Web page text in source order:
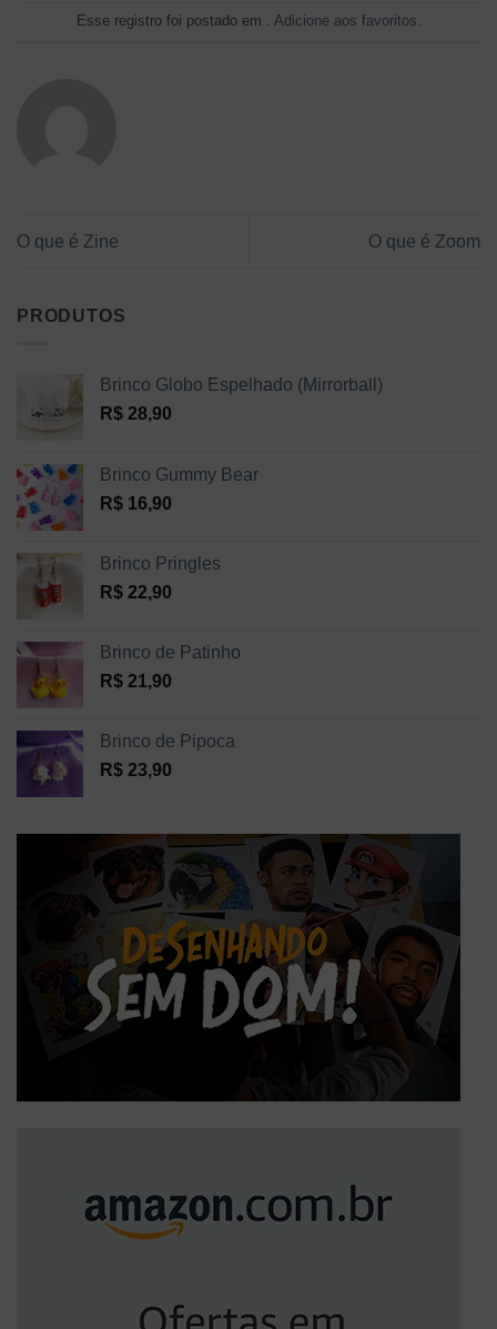
Esse registro foi postado em . Adicione aos favoritos
O que é Zine O que é Zoom
PRODUTOS
Brinco Globo Espelhado (Mirrorball)
R$ 28,90
Brinco Gummy Bear
R$ 16,90
Brinco Pringles
R$ 22,90
Brinco de Patinho
R$ 21,90
Brinco de Pipoca
R$ 23,90